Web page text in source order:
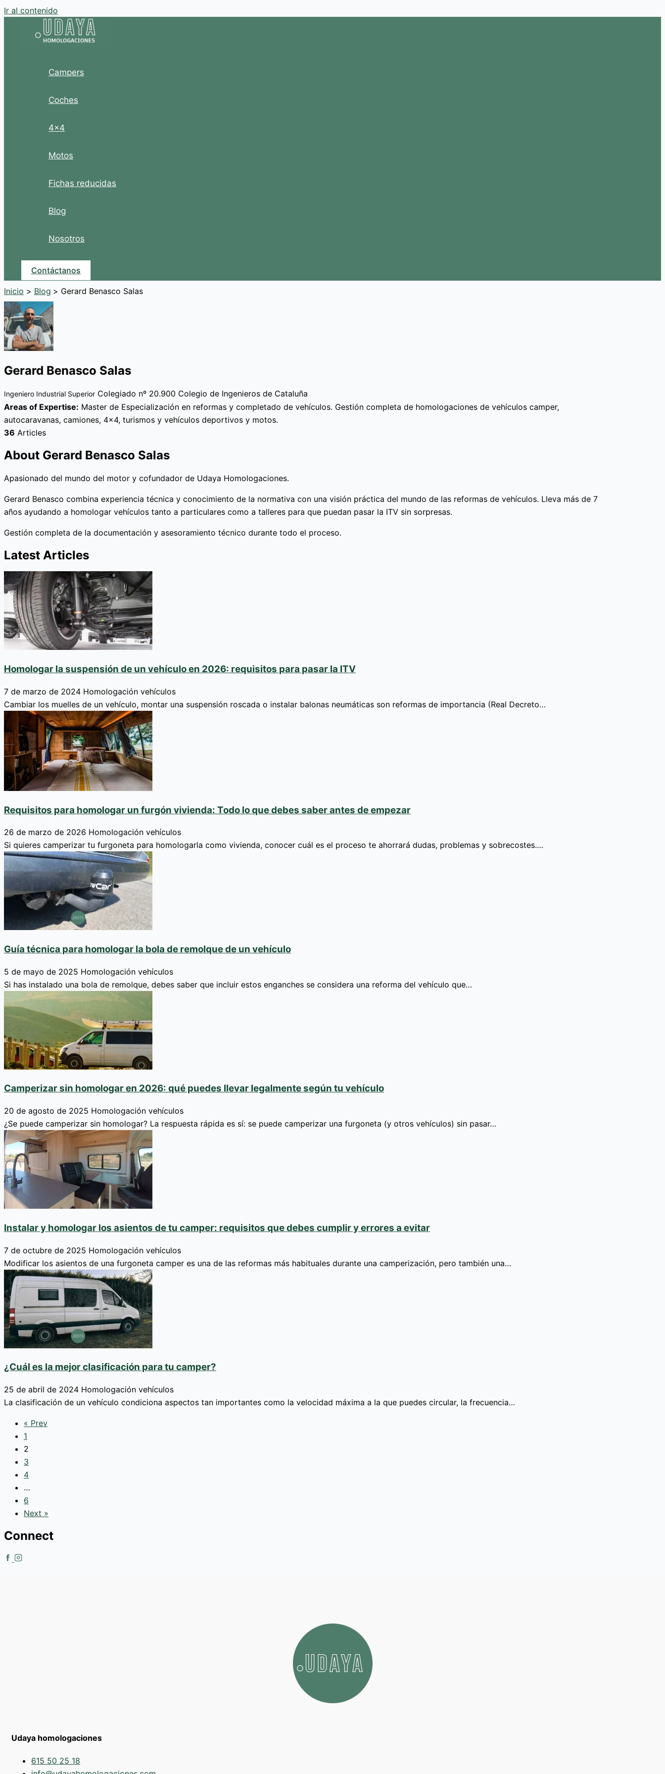
Ir al contenido
Campers
Coches
4×4
Motos
Fichas reducidas
Blog
Nosotros
Contáctanos
Inicio Blog Gerard Benasco Salas
Gerard Benasco Salas
Ingeniero Industrial Superior Colegiado nº 20.900 Colegio de Ingenieros de Cataluña
Areas of Expertise: Master de Especialización en reformas y completado de vehículos. Gestión completa de homologaciones de vehículos camper,
autocaravanas, camiones, 4x4, turismos y vehículos deportivos y motos.
36 Articles
About Gerard Benasco Salas
Apasionado del mundo del motor y cofundador de Udaya Homologaciones.
Gerard Benasco combina experiencia técnica y conocimiento de la normativa con una visión práctica del mundo de las reformas de vehículos. Lleva más de 7
años ayudando a homologar vehículos tanto a particulares como a talleres para que puedan pasar la ITV sin sorpresas.
Gestión completa de la documentación y asesoramiento técnico durante todo el proceso.
Latest Articles
Homologar la suspensión de un vehículo en 2026: requisitos para pasar la ITV
7 de marzo de 2024 Homologación vehículos
Cambiar los muelles de un vehículo, montar una suspensión roscada o instalar balonas neumáticas son reformas de importancia (Real Decreto…
Requisitos para homologar un furgón vivienda: Todo lo que debes saber antes de empezar
26 de marzo de 2026 Homologación vehículos
Si quieres camperizar tu furgoneta para homologarla como vivienda, conocer cuál es el proceso te ahorrará dudas, problemas y sobrecostes.…
Guía técnica para homologar la bola de remolque de un vehículo
5 de mayo de 2025 Homologación vehículos
Si has instalado una bola de remolque, debes saber que incluir estos enganches se considera una reforma del vehículo que…
Camperizar sin homologar en 2026: qué puedes llevar legalmente según tu vehículo
20 de agosto de 2025 Homologación vehículos
¿Se puede camperizar sin homologar? La respuesta rápida es sí: se puede camperizar una furgoneta (y otros vehículos) sin pasar…
Instalar y homologar los asientos de tu camper: requisitos que debes cumplir y errores a evitar
7 de octubre de 2025 Homologación vehículos
Modificar los asientos de una furgoneta camper es una de las reformas más habituales durante una camperización, pero también una…
¿Cuál es la mejor clasificación para tu camper?
25 de abril de 2024 Homologación vehículos
La clasificación de un vehículo condiciona aspectos tan importantes como la velocidad máxima a la que puedes circular, la frecuencia…
« Prev
1
2
3
4
…
6
Next »
Connect
Udaya homologaciones
615 50 25 18